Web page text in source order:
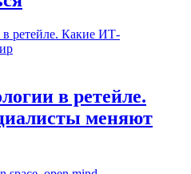
в ретейле.
меняют